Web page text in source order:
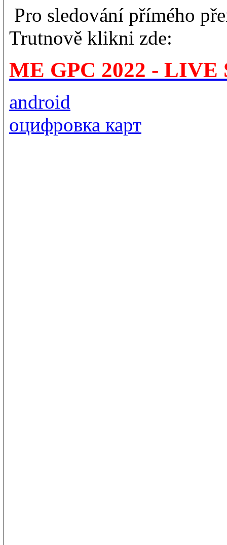
Pro sledování přímého
Trutnově klikni zde:
ME GPC 2022 - LIVE
android
оцифровка карт